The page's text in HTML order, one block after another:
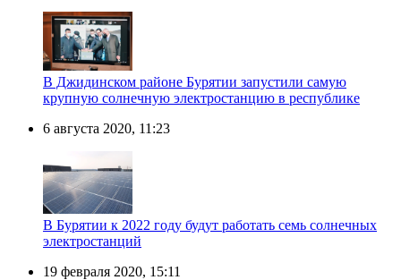
В Джидинском районе Бурятии запустили самую
крупную солнечную электростанцию в республике
6 августа 2020, 11:23
В Бурятии к 2022 году будут работать семь солнечных
электростанций
19 февраля 2020, 15:11